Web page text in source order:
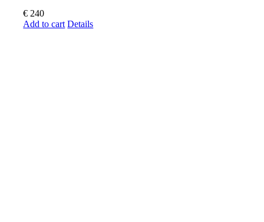
€ 240
Add to cart Details